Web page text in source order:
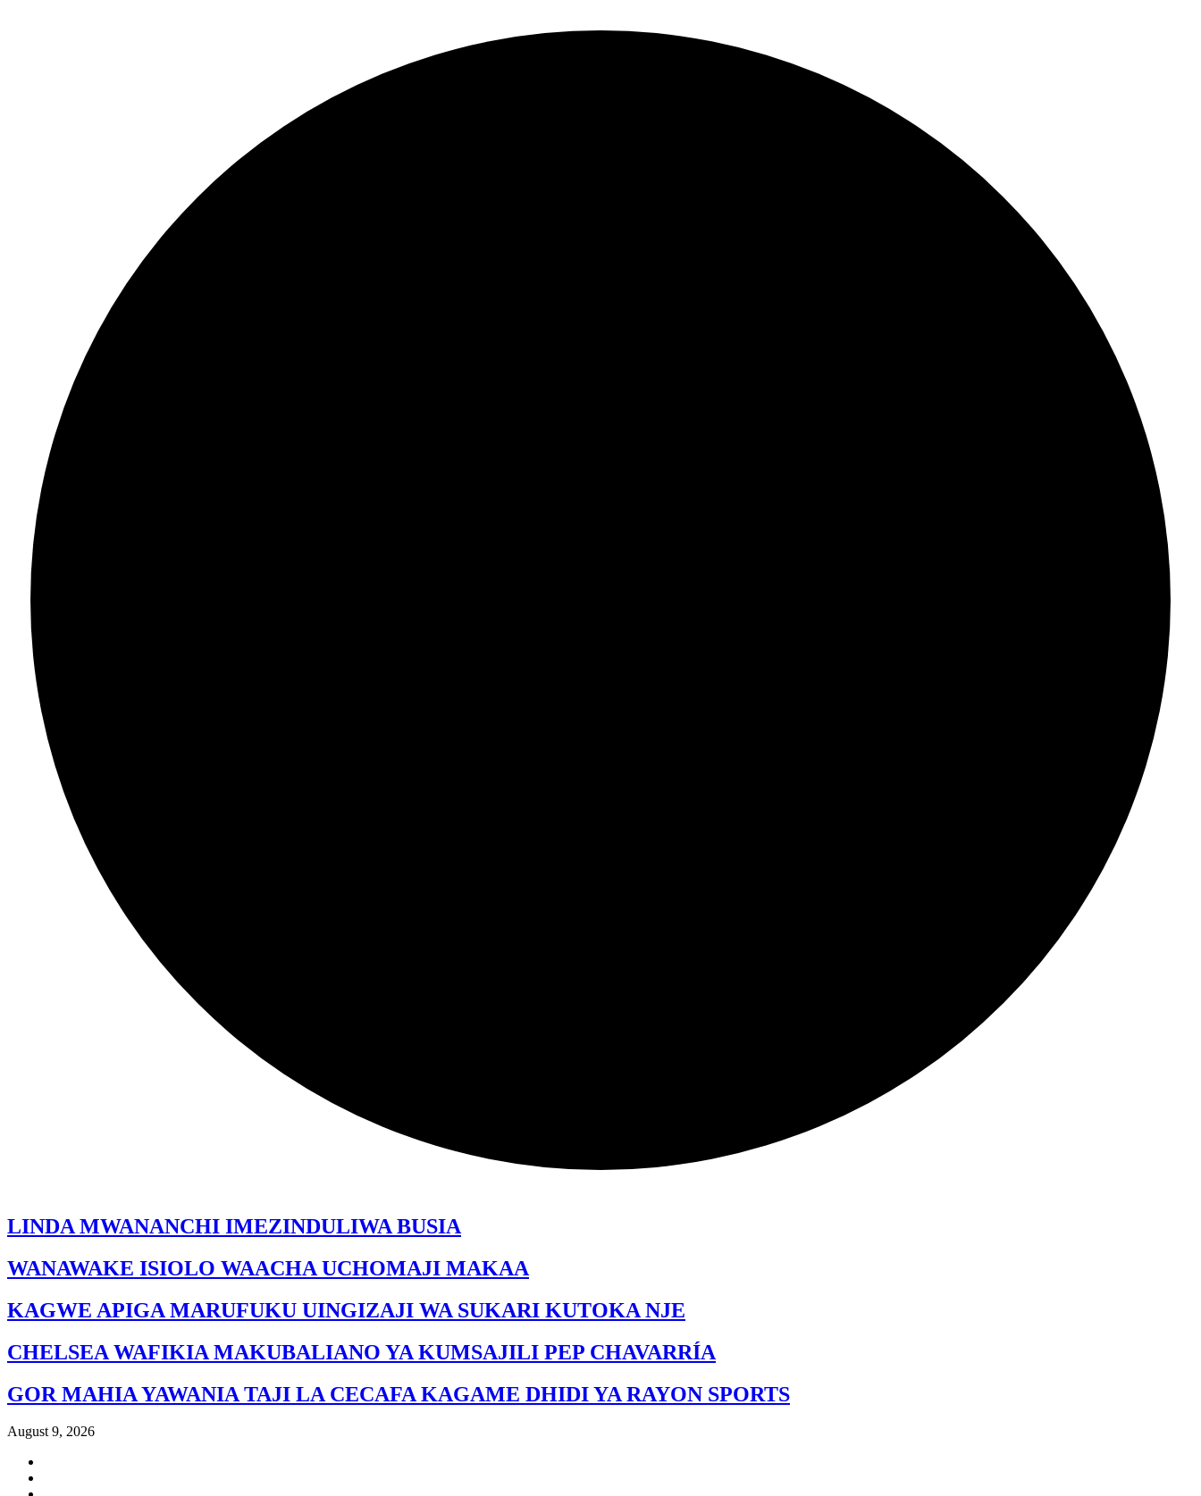
LINDA MWANANCHI IMEZINDULIWA BUSIA
WANAWAKE ISIOLO WAACHA UCHOMAJI MAKAA
KAGWE APIGA MARUFUKU UINGIZAJI WA SUKARI KUTOKA NJE
CHELSEA WAFIKIA MAKUBALIANO YA KUMSAJILI PEP CHAVARRÍA
GOR MAHIA YAWANIA TAJI LA CECAFA KAGAME DHIDI YA RAYON SPORTS
August 9, 2026